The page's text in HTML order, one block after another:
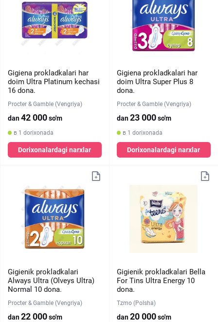
Gigiena prokladkalari har
doim Ultra Platinum kechasi
16 dona.
Procter & Gamble (Vengriya)
dan42 000so'm
в 1 dorixonada
Dorixonalardagi narxlar
Gigiena prokladkalari har
doim Ultra Super Plus 8
dona.
Procter & Gamble (Vengriya)
dan23 000so'm
в 1 dorixonada
Dorixonalardagi narxlar
Gigienik prokladkalari
Always Ultra (Olveys Ultra)
Normal 10 dona.
Procter & Gamble (Vengriya)
dan22 000so'm
Gigienik prokladkalari Bella
For Tins Ultra Energy 10
dona.
Tzmo (Polsha)
dan20 000so'm